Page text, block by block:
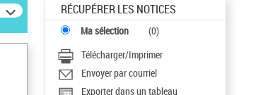
RÉCUPÉRER LES NOTICES
Ma sélection (0)
Télécharger/Imprimer
Envoyer par courriel
Exporter dans un tableau